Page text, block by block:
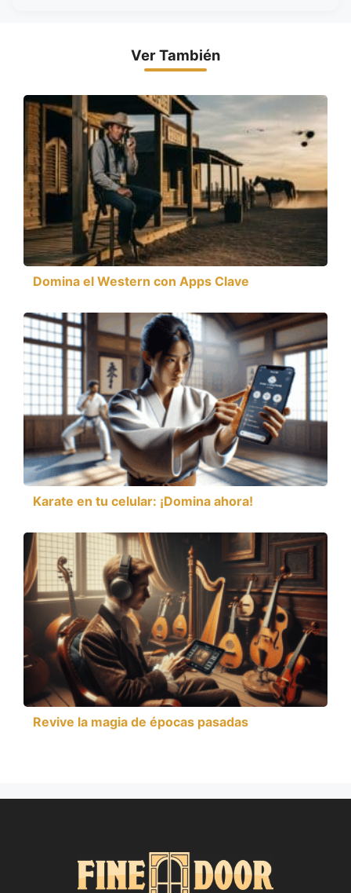
Ver También
Domina el Western con Apps Clave
Karate en tu celular: ¡Domina ahora!
Revive la magia de épocas pasadas